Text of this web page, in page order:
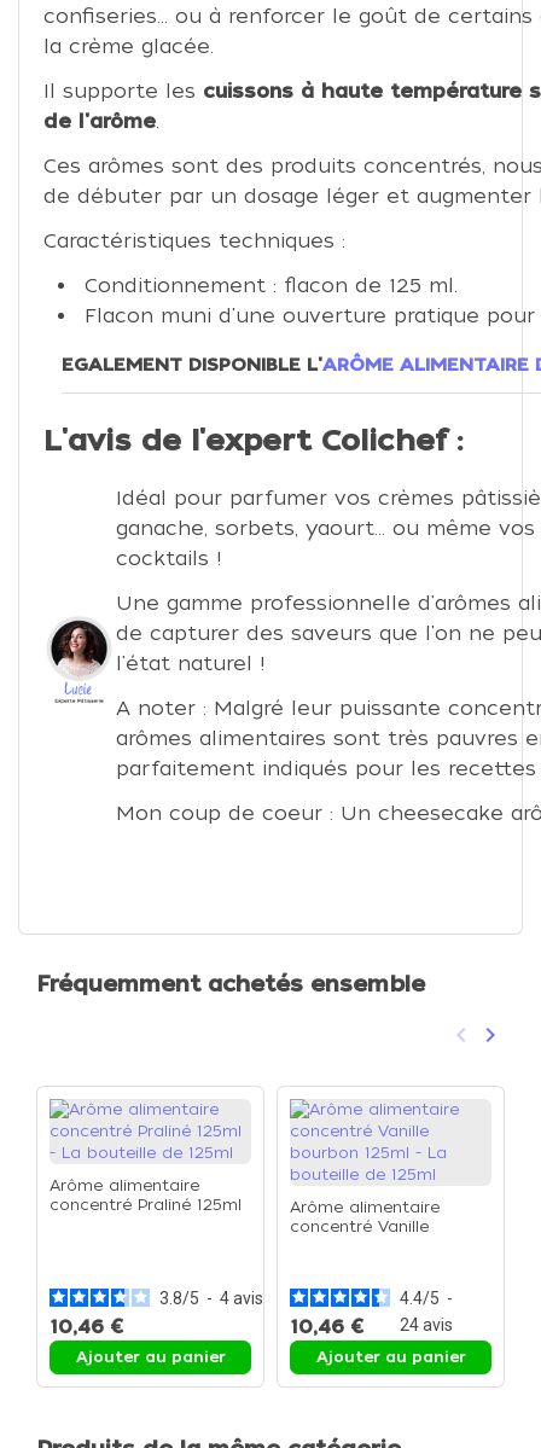
confiseries… ou à renforcer le goût de
la crème glacée.
Il supporte les cuissons à haute température
de l'arôme.
Ces arômes sont des produits concentrés,
de débuter par un dosage léger et augmenter
Caractéristiques techniques :
Conditionnement : flacon de 125 ml.
Flacon muni d'une ouverture pratique
EGALEMENT DISPONIBLE L'ARÔME ALIMENTAIRE
L'avis de l'expert Colichef :
Idéal pour parfumer vos crèmes
ganache, sorbets, yaourt... ou même
cocktails !
Une gamme professionnelle d'arômes
de capturer des saveurs que l'on ne
l'état naturel !
A noter : Malgré leur puissante
arômes alimentaires sont très pauvres
parfaitement indiqués pour les
Mon coup de coeur : Un cheesecake
Fréquemment achetés ensemble
Précédent
keyboard_arrow_left keyboard_arrow_right
Arôme alimentaire
concentré Praliné 125ml
3.8/5 - 4avis
10,46 €
Ajouter au panier
Arôme alimentaire
concentré Vanille
4.4/5 -
24avis
10,46 €
Ajouter au panier